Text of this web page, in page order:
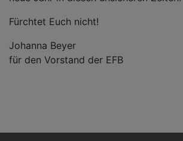
Fürchtet Euch nicht!
Johanna Beyer
für den Vorstand der EFB